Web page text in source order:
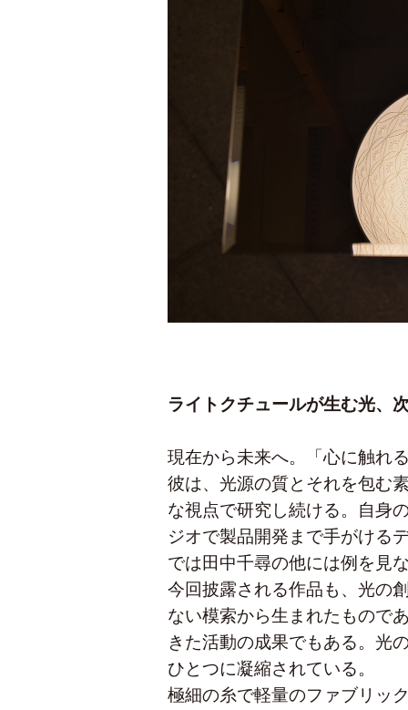
ライトクチュールが生む光、
現在から未来へ。「心に触れ
彼は、光源の質とそれを包む
な視点で研究し続ける。自身
ジオで製品開発まで手がける
では田中千尋の他には例を見
今回披露される作品も、光の
ない模索から生まれたもので
きた活動の成果でもある。光
ひとつに凝縮されている。
極細の糸で軽量のファブリッ